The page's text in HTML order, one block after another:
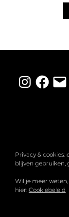
Instagram
Facebook
E-
mail
RECHTEN
Privacy & cookies:
blijven gebruiken,
Wil je meer
hier: Cookiebeleid